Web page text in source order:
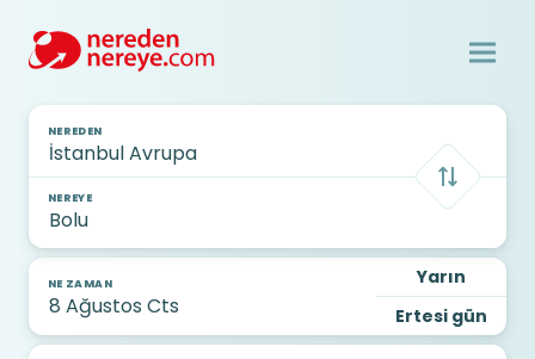
NEREDEN
NEREYE
NE ZAMAN
Yarın
Ertesi gün